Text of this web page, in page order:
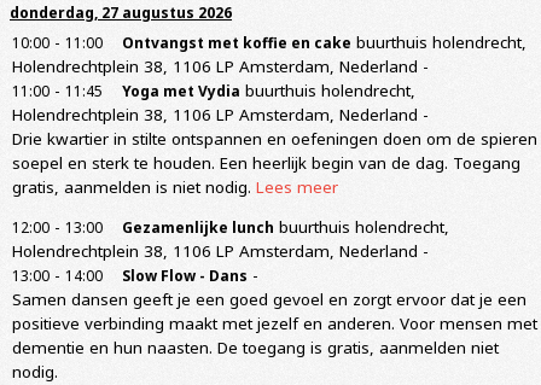
donderdag, 27 augustus 2026
10:00 - 11:00 Ontvangst met koffie en cake buurthuis holendrecht,
Holendrechtplein 38, 1106 LP Amsterdam, Nederland -
11:00 - 11:45 Yoga met Vydia buurthuis holendrecht,
Holendrechtplein 38, 1106 LP Amsterdam, Nederland -
Drie kwartier in stilte ontspannen en oefeningen doen om de spieren
soepel en sterk te houden. Een heerlijk begin van de dag. Toegang
gratis, aanmelden is niet nodig. Lees meer
12:00 - 13:00 Gezamenlijke lunch buurthuis holendrecht,
Holendrechtplein 38, 1106 LP Amsterdam, Nederland -
13:00 - 14:00 Slow Flow - Dans -
Samen dansen geeft je een goed gevoel en zorgt ervoor dat je een
positieve verbinding maakt met jezelf en anderen. Voor mensen met
dementie en hun naasten. De toegang is gratis, aanmelden niet
nodig.